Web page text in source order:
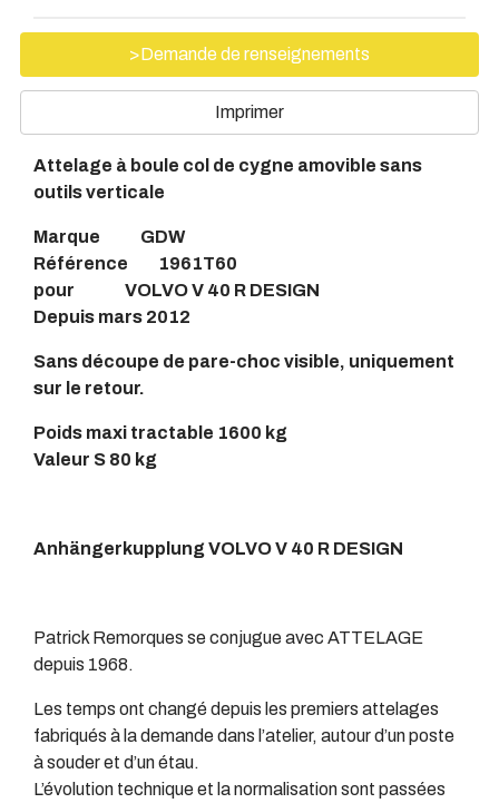
>Demande de renseignements
Imprimer
Attelage à boule col de cygne amovible sans
outils verticale
Marque GDW
Référence 1961T60
pour VOLVO V 40 R DESIGN
Depuis mars 2012
Sans découpe de pare-choc visible, uniquement
sur le retour.
Poids maxi tractable 1600 kg
Valeur S 80 kg
Anhängerkupplung VOLVO V 40 R DESIGN
Patrick Remorques se conjugue avec ATTELAGE
depuis 1968.
Les temps ont changé depuis les premiers attelages
fabriqués à la demande dans l’atelier, autour d’un poste
à souder et d’un étau.
L’évolution technique et la normalisation sont passées